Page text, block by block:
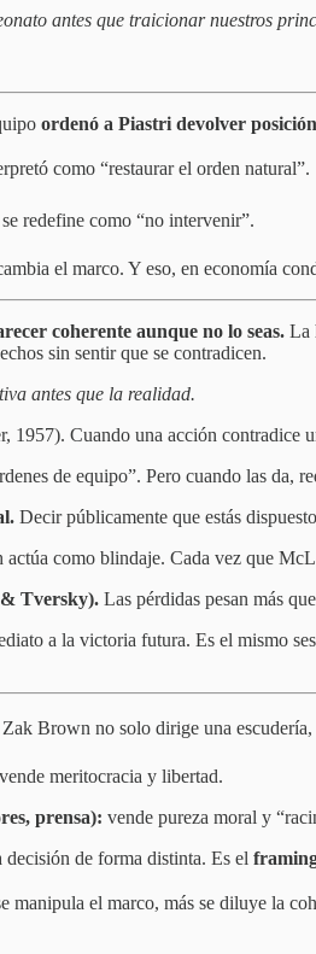
antes que traicionar nuestros
ordenó a Piastri devolver
como “restaurar el orden natural”.
redefine como “no intervenir”.
el marco. Y eso, en economía
coherente aunque no lo seas. La
sin sentir que se contradicen.
antes que la realidad.
1957). Cuando una acción contradice
de equipo”. Pero cuando las da,
Decir públicamente que estás
actúa como blindaje. Cada vez que
Tversky). Las pérdidas pesan más
a la victoria futura. Es el mismo
Zak Brown no solo dirige una
vende meritocracia y libertad.
prensa): vende pureza moral y
decisión de forma distinta. Es el
manipula el marco, más se diluye la